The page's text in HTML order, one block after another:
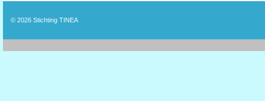
© 2026 Stichting TINEA